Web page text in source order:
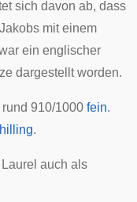
sich davon ab, dass
Jakobs mit einem
ein englischer
dargestellt worden.
910/1000 fein.
.
auch als